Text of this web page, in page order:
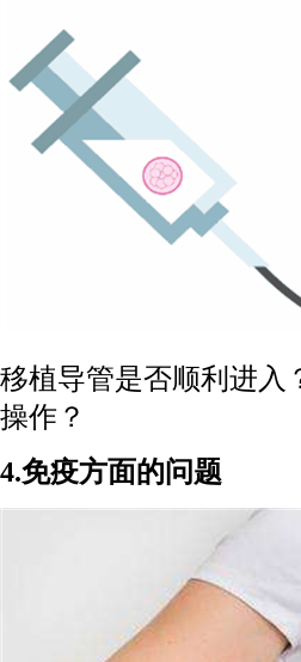
移植导管是否顺利进入
操作？
4.免疫方面的问题